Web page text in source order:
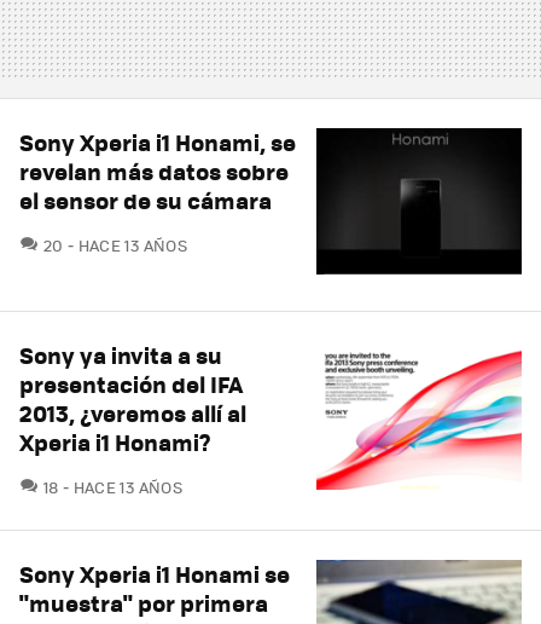
Sony Xperia i1 Honami, se
revelan más datos sobre
el sensor de su cámara
20 COMENTARIOS
HACE 13 AÑOS
Sony ya invita a su
presentación del IFA
2013, ¿veremos allí al
Xperia i1 Honami?
18 COMENTARIOS
HACE 13 AÑOS
Sony Xperia i1 Honami se
"muestra" por primera